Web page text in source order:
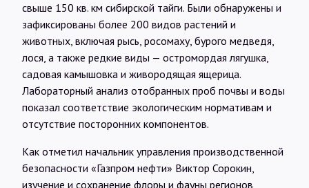
свыше 150 кв. км сибирской тайги. Были обнаружены и
зафиксированы более 200 видов растений и
животных, включая рысь, росомаху, бурого медведя,
лося, а также редкие виды — остромордая лягушка,
садовая камышовка и живородящая ящерица.
Лабораторный анализ отобранных проб почвы и воды
показал соответствие экологическим нормативам и
отсутствие посторонних компонентов.
Как отметил начальник управления производственной
безопасности «Газпром нефти» Виктор Сорокин,
изучение и сохранение флоры и фауны регионов